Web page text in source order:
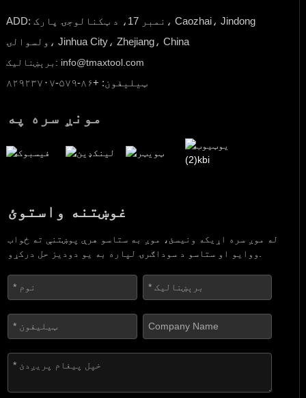
ADD: نمبر 17، د ټکنالوجۍ پارک، Caozhai، Jindong
ولسوالۍ، Jinhua City، Zhejiang، China
برېښنالیک: info@tmaxtool.com
ټیلیفون: +۸۶-۵۷۹-۸۲۹۲۳۷۰۷
مونږ سره په
غوښتنه واستوئ
له موږ سره اړیکه ونیسئ، موږ به ستاسو هرې پوښتنې ته ځواب